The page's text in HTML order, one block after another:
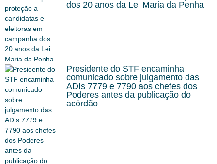
dos 20 anos da Lei Maria da Penha
Presidente do STF encaminha
comunicado sobre julgamento das
ADIs 7779 e 7790 aos chefes dos
Poderes antes da publicação do
acórdão